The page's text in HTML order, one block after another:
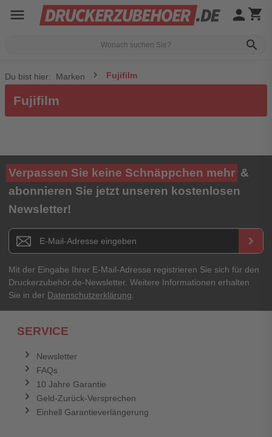
menu
search
person shopping_cart
Du bist hier: Marken Fujifilm
Fujifilm
Verpassen Sie keine Schnäppchen mehr &
abonnieren Sie jetzt unseren kostenlosen
Newsletter!
Newsletter E-Mail Adresse keyboard_arrow_right
Mit der Eingabe Ihrer E-Mail-Adresse registrieren Sie sich für den
Druckerzubehör.de-Newsletter. Weitere Informationen erhalten
Sie in der Datenschutzerklärung.
SERVICE
Newsletter
FAQs
10 Jahre Garantie
Geld-Zurück-Versprechen
Einhell Garantieverlängerung